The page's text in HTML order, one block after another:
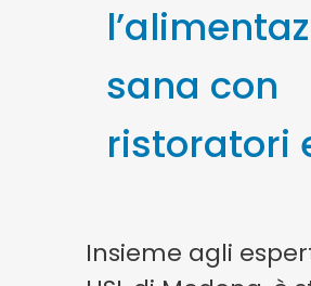
sana con
ristoratori
Insieme agli